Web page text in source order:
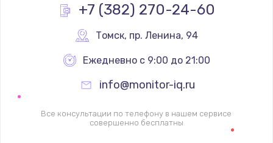
Замена видеокарты
1600 руб.
Заказать
Ремонт цепей питания
2500 руб.
Заказать
+7 (382) 270-24-60
Томск, пр. Ленина, 94
Ежедневно с 9:00 до 21:00
info@monitor-iq.ru
Все консультации по телефону в нашем сервисе
совершенно бесплатны